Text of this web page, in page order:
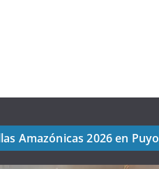
Amazónicas 2026 en Puyo